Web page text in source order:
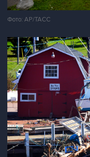
Фото: AP/ТАСС